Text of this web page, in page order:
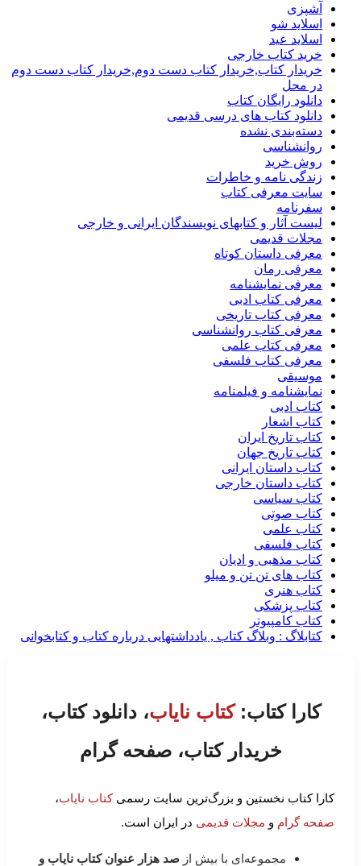
آشپزی
اسلاید شو
اسلاید عید
خرید کتاب خارجی
خریدار کتاب,خریدار کتاب دست دوم,خریدار کتاب دست دوم
در محل
دانلود رایگان کتاب
دانلود کتاب های درسی قدیمی
دسته‌بندی نشده
روانشناسی
روش خرید
زندگی نامه و خاطرات
سایت معرفی کتاب
سفرنامه
لیست آثار و کتابهای نویسندگان ایرانی و خارجی
مجلات قدیمی
معرفی داستان کوتاه
معرفی رمان
معرفی نمایشنامه
معرفی کتاب ادبی
معرفی کتاب تاریخی
معرفی کتاب روانشناسی
معرفی کتاب علمی
معرفی کتاب فلسفی
موسیقی
نمایشنامه و فیلمنامه
کتاب ادبی
کتاب اشعار
کتاب تاریخ ایران
کتاب تاریخ جهان
کتاب داستان ایرانی
کتاب داستان خارجی
کتاب سیاسی
کتاب صوتی
کتاب علمی
کتاب فلسفی
کتاب مذهبی و ادیان
کتاب های تن تن و میلو
کتاب هنری
کتاب پزشکی
کتاب کامپیوتر
کتابلاگ : وبلاگ کتاب , یادداشتهایی درباره کتاب و کتابخوانی
کارا کتاب:کتاب نایاب، دانلود کتاب،
خریدار کتاب، صفحه گرام
کارا کتاب نخستین و بزرگ‌ترین سایت رسمیکتاب نایاب،
صفحه گرام و مجلات قدیمی در ایران است.
مجموعه‌ای با بیش از صد هزار عنوان کتاب نایاب و